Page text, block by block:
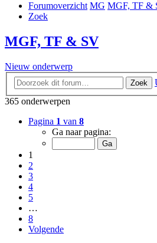
Forumoverzicht MG MGF, TF &
Zoek
MGF, TF & SV
Nieuw onderwerp
Zoek
365 onderwerpen
Pagina 1 van 8
Ga naar pagina:
1
2
3
4
5
…
8
Volgende